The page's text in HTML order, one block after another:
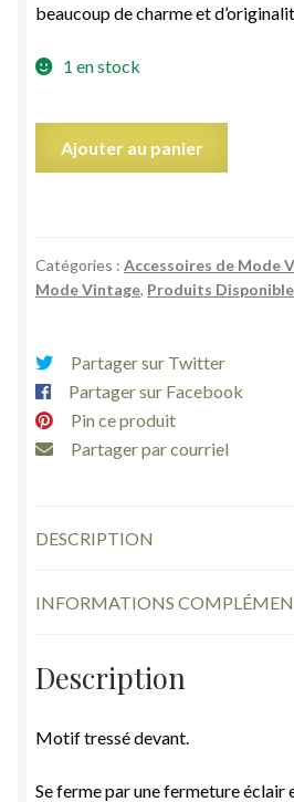
beaucoup de charme et
1 en stock
cognac
marron
tressé
vintage
Ajouter au panier
Catégories : Accessoires de Mode
Mode Vintage, Produits
Partager sur Twitter
Partager sur Facebook
Pin ce produit
Partager par courriel
DESCRIPTION
INFORMATIONS
Description
Motif tressé devant.
Se ferme par une fermeture éclair